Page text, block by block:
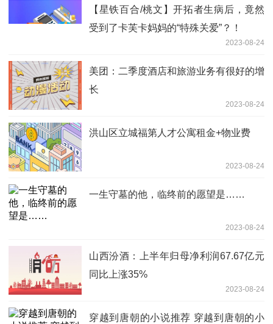
【星铁百合/桃文】开拓者生病后，竟然
受到了卡芙卡妈妈的“特殊关爱”？！
2023-08-24
美团：二季度酒店和旅游业务有很好的增
长
2023-08-24
洪山区立城福第人才公寓租金+物业费
2023-08-24
一生守墓的他，临终前的愿望是……
2023-08-24
山西汾酒：上半年归母净利润67.67亿元
同比上涨35%
2023-08-24
穿越到唐朝的小说推荐 穿越到唐朝的小